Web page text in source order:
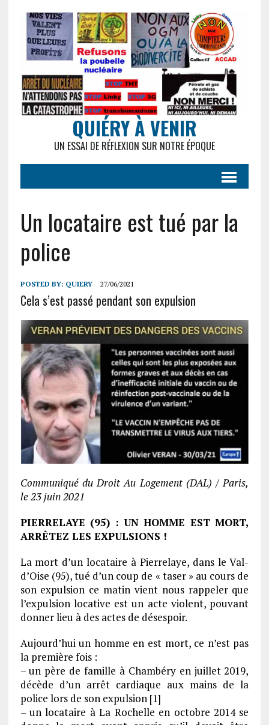
QUIÉRY À VENIR
UN ESSAI DE RÉFLEXION SUR NOTRE ÉPOQUE
Un locataire est tué par la
police
POSTED BY: QUIERY 27/06/2021
Cela s’est passé pendant son expulsion
Communiqué du Droit Au Logement (DAL) / Paris,
le 23 juin 2021
PIERRELAYE (95) : UN HOMME EST MORT,
ARRÊTEZ LES EXPULSIONS !
La mort d’un locataire à Pierrelaye, dans le Val-
d’Oise (95), tué d’un coup de « taser » au cours de
son expulsion ce matin vient nous rappeler que
l’expulsion locative est un acte violent, pouvant
donner lieu à des actes de désespoir.
Aujourd’hui un homme en est mort, ce n’est pas
la première fois :
– un père de famille à Chambéry en juillet 2019,
décède d’un arrêt cardiaque aux mains de la
police lors de son expulsion [1]
– un locataire à La Rochelle en octobre 2014 se